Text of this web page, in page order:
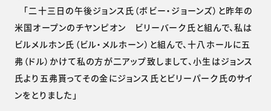
「二十三日の午後ジョンス氏（ボビー・ジョーンズ）と昨年の
米国オープンのチヤンピオン ビリーバーク氏と組んで、私は
ビルメルホン氏（ビル・メルホーン）と組んで、十八ホールに五
弗（ドル）かけて私の方が二アップ致しまして、小生はジョンス
氏より五弗貰ってその金にジョンス氏とビリーパーク氏のサイ
ンをとりました」